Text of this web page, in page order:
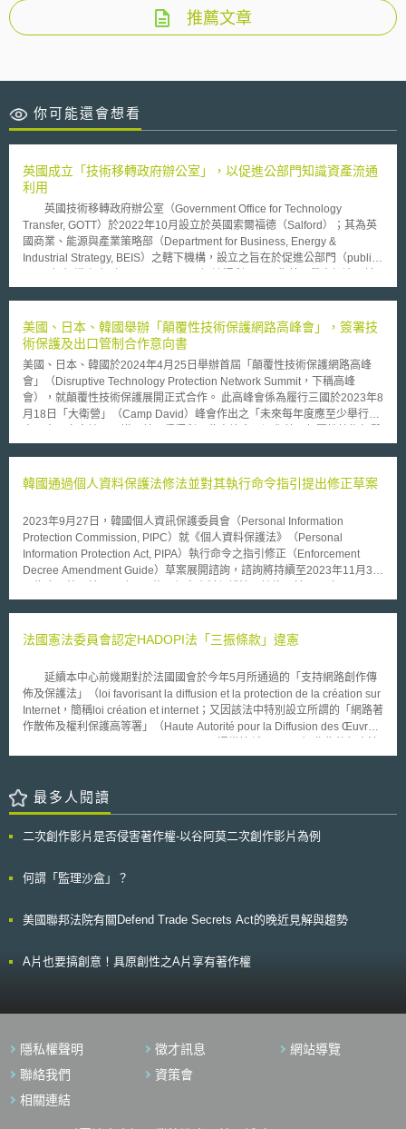
推薦文章
你可能還會想看
英國成立「技術移轉政府辦公室」，以促進公部門知識資產流通
利用
英國技術移轉政府辦公室（Government Office for Technology
Transfer, GOTT）於2022年10月設立於英國索爾福德（Salford）；其為英
國商業、能源與產業策略部（Department for Business, Energy &
Industrial Strategy, BEIS）之轄下機構，設立之旨在於促進公部門（public
會及財政上效益。 所謂「知識資產」係指—智慧財產權、專門技術、
之估值，總計約超過1060億英鎊。而所謂「技術移轉」係指使這些資產與
他機構分享，以刺激創新及帶動新產品、流程及服務的研發，並促進更多商
業創投（commercial venture）的可能。 GOTT具有跨部門的職權，使
公部門可增強其對自身知識資產的辨識、研發與利用，並鼓勵公部門在管理
其知識資產上，可更具創新性及具有企業家精神。目前，GOTT已開始與其
他公部門在創新上合作，例如一造價更低的高密度真空紫外光（Vacuum
Ultra-Violet, VUV）光源機，以淨化水質；或以石墨烯（graphene）製成生
健康狀況及疾病。 GOTT係以提供資金和專業知識的方式，以在跨部門
門應如何管理知識資產」的指南（The Rose Book: guidance on
Book），GOTT係以「提供對The Rose Book之詢答」、「提供對於管理知
識資產之訓練」、「形成關於知識資產之人脈網」、「舉辦活動以喚起對知
識資產管理重要性的認識」、「告知不同部門其可能擁有的知識資產及可運
用機會」等方式，對公部門進行協助（The Rose Book第8.2點參照）。
而依照The Rose Book第8.4點，GOTT亦將與以下單位，分就上述不同
事項，及就知識資產爭訟事件提供建言等，進行合作，以對其他公部門提供
協助：（1）英國智慧財產局（Intellectual Property Office）；（2）英國國
防部（Ministry of Defence）；（3）英國犁頭創新中心（Ploughshare
Innovations）；（4）政府法務處（Government Legal Department）；
The Rose Book第6.1點提及，公部門於運用知識資產時，可就很多面向進
行考慮。除尋求「商業上的回報」外，亦可將「促進各別部門及不同部門間
公共事務之進行」，以及「為商業、慈善團體及人民之使用」一事納入考
量，藉以達到經濟、社會及財政上效益；而就「商業上的回報」而言，依照
美國、日本、韓國舉辦「顛覆性技術保護網路高峰會」，簽署技
術保護及出口管制合作意向書
美國、日本、韓國於2024年4月25日舉辦首屆「顛覆性技術保護網路高峰
會」（Disruptive Technology Protection Network Summit，下稱高峰
會），就顛覆性技術保護展開正式合作。 此高峰會係為履行三國於2023年8
月18日「大衛營」（Camp David）峰會作出之「未來每年度應至少舉行一
小組（Disruptive Technology Strike Force）與日本、韓國相應執法單位的
峰會進展，簡要彙整如下： 一、經驗與案例分享：三國執法單位各自說明
單位簽署合作意向書： (一)美國司法部（The Department of Justice）、日
本警察廳（警察庁）和韓國法務部（법무부）共同簽署「深化技術外洩執法
資訊分享合作意向書」（Letter of intent on deepening information sharing
for tech leak law enforcement）。 (二)美國商務部（The Department of
Commerce）、日本經濟產業省（経済産業省）和韓國產業通商資源部（산
cooperation on export control implementation）。 三國共識非法出口貨品
外，有必要強化三國「執法面」連結，進行較即時的打擊犯罪跨國合作，防
術，並建立更全面的國際「顛覆性技術保護網路」（Disruptive Technology
Protection Network）。
韓國通過個人資料保護法修法並對其執行命令指引提出修正草案
2023年9月27日，韓國個人資訊保護委員會（Personal Information
Protection Commission, PIPC）就《個人資料保護法》（Personal
Information Protection Act, PIPA）執行命令之指引修正（Enforcement
Decree Amendment Guide）草案展開諮詢，諮詢將持續至2023年11月30
生效，而指引修正之目的即是協助各界能夠遵循新修法後的義務，因此該指
供存取要求等內容。最終版的指引預計將於2023年12月發布。 韓國個人資
理標準等，使得公私部門中的資料處理人員和資料隱私人員必須深入瞭解此
些變化，以確保能遵守最新的法律規定。 修訂後的韓國個人資料保護法強
調實際保障資料主體的權利，並調整網路和實體業務之間不一致的資料處理
標準，藉以迎接全面的數位轉型。此次韓國個人資料保護法修正重點如下：
1.強調確保資料主體的權利，即使在緊急情況下蒐集或處理個人資料時仍須
要求處理大量個人資料的公共機構需強化保護措施，包括應分析和檢查存取
記錄、指定負責每個系統的管理員，以及通知使用公共系統未經授權存取個
人資料的事件等。 4.跨境資料傳輸條件調整為可傳輸至保護程度與韓國相當
權利更強大保護的需求。同時，考慮到此次修法的變動較大，建議各領域從
說明活動，積極提高大眾對修訂後的《PIPA》內容的理解程度，以確保韓國
個人資料保護法修正後的實施。
法國憲法委員會認定HADOPI法「三振條款」違憲
延續本中心前幾期對於法國國會於今年5月所通過的「支持網路創作傳
佈及保護法」（loi favorisant la diffusion et la protection de la création sur
Internet，簡稱loi création et internet；又因該法中特別設立所謂的「網路著
作散佈及權利保護高等署」（Haute Autorité pour la Diffusion des Œuvres
相關任務之獨立行政機關（autorité administrative indépendante），故本
會（Conseil constitutionnel）於今年6月10日所作出（Décision n° 2009-
580 DC du 10 juin 2009）對於該法所制定「三振條款」認定違憲之理由。
第1條及第2條之指示，此一法律主要係修正及增補「法國智慧財產權法典」
路傳輸之著作物（œuvres）的保護措施，並將原法典中「技術措施管理
之地位─而特別值得注意的，則是此一獨立行政機關的9位委員中亦包括由
Cour de cassation ）、審計法院（Cour des comptes）等指派之成員。而
所謂的「三振條款」，即是本法第5條（亦為增補後之智慧財產權法典第L.
時，HADOPI即可在進行「對辯程序」（procédure contradictoire，包括事
前通知、卷宗閱覽、書面陳述意見，以致若經當事人要求須進行有律師或輔
用者全面中斷（suspension）一年的網路服務。 因此，在法國憲法委
最多人閱讀
二次創作影片是否侵害著作權-以谷阿莫二次創作影片為例
何謂「監理沙盒」？
美國聯邦法院有關Defend Trade Secrets Act的晚近見解與趨勢
A片也要搞創意！具原創性之A片享有著作權
隱私權聲明 徵才訊息
網站導覽
聯絡我們
資策會
相關連結